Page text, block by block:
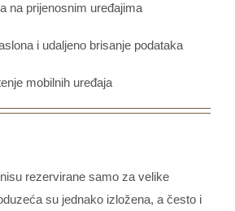
na prijenosnim uređajima
i udaljeno brisanje podataka
mobilnih uređaja
rezervirane samo za velike
su jednako izložena, a često i